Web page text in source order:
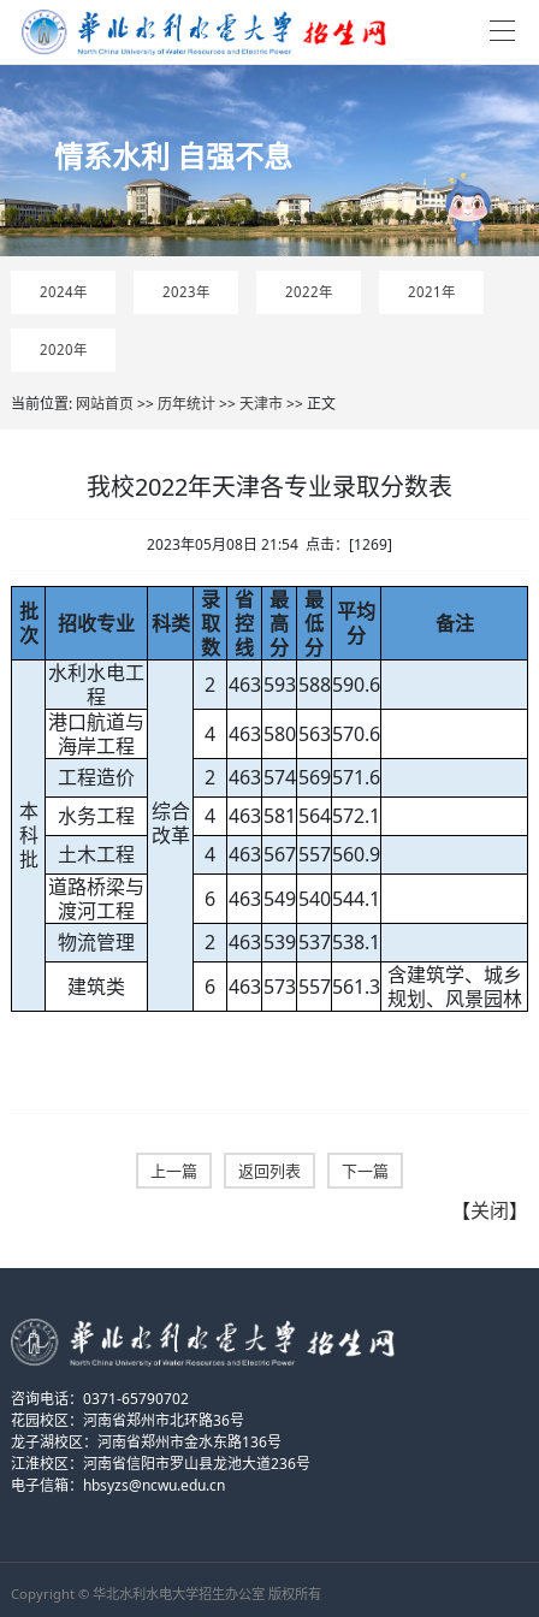
情系水利 自强不息
2024年 2023年 2022年 2021年
2020年
当前位置: 网站首页>>历年统计>>天津市>> 正文
我校2022年天津各专业录取分数表
2023年05月08日 21:54 点击：[1269]
批
次
招收专业 科类
录
取
数
省
控
线
最
高
分
最
低
分
平均
分
备注
本
科
批
水利水电工
程
综合
改革
2 463593588590.6
港口航道与
海岸工程
4 463580563570.6
工程造价
2 463574569571.6
水务工程
4 463581 564572.1
土木工程
4 463567557560.9
道路桥梁与
渡河工程
6 463549540544.1
物流管理
2 463539537538.1
建筑类
6 463573557561.3 含建筑学、城乡
规划、风景园林
上一篇 返回列表 下一篇
【关闭】
咨询电话：0371-65790702
花园校区：河南省郑州市北环路36号
龙子湖校区：河南省郑州市金水东路136号
江淮校区：河南省信阳市罗山县龙池大道236号
电子信箱：hbsyzs@ncwu.edu.cn
Copyright © 华北水利水电大学招生办公室 版权所有